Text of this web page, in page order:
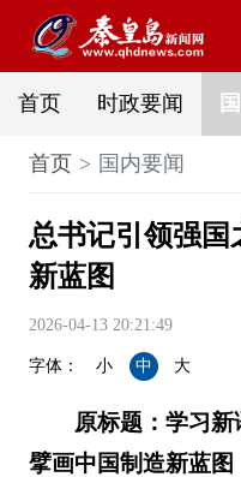
首页 时政要闻
首页 国内要闻
总书记引领强国
新蓝图
2026-04-13 20:21:49
字体： 小 中 大
原标题：学习新
擘画中国制造新蓝图